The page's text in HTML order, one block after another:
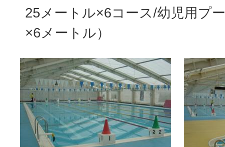
25メートル×6コース/幼児用プ
×6メートル）